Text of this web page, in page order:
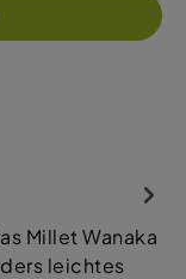
Millet Wanaka
leichtes